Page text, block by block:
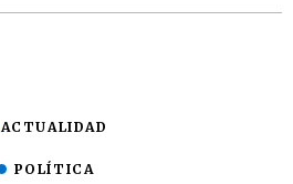
ACTUALIDAD
POLÍTICA